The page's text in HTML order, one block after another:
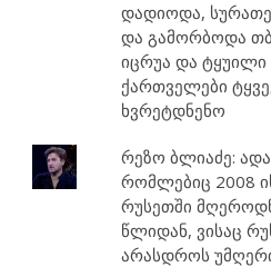
დადიოდა,
და გამორბოდა
იცრუა და
ქართველები
ხვრეტდნენო
რეზო ბლიაძე:
რომლებიც 2008
რუსეთში
წლიდან, ვისაც
არასდროს